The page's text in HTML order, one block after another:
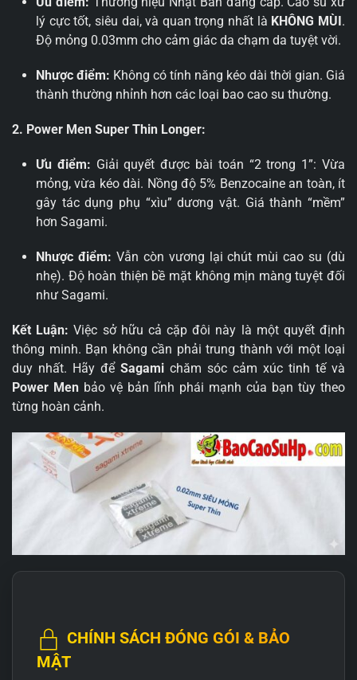
lý cực tốt, siêu dai, và quan trọng nhất là KHÔNG MÙI .
Độ mỏng 0.03mm cho cảm giác da chạm da tuyệt vời.
Nhược điểm: Không có tính năng kéo dài thời gian. Giá
thành thường nhỉnh hơn các loại bao cao su thường.
2. Power Men Super Thin Longer:
Ưu điểm: Giải quyết được bài toán “2 trong 1”: Vừa
mỏng, vừa kéo dài. Nồng độ 5% Benzocaine an toàn, ít
gây tác dụng phụ “xìu” dương vật. Giá thành “mềm”
hơn Sagami.
Nhược điểm: Vẫn còn vương lại chút mùi cao su (dù
nhẹ). Độ hoàn thiện bề mặt không mịn màng tuyệt đối
như Sagami.
Kết Luận: Việc sở hữu cả cặp đôi này là một quyết định
thông minh. Bạn không cần phải trung thành với một loại
duy nhất. Hãy để Sagami chăm sóc cảm xúc tinh tế và
Power Men bảo vệ bản lĩnh phái mạnh của bạn tùy theo
từng hoàn cảnh.
CHÍNH SÁCH ĐÓNG GÓI & BẢO
MẬT